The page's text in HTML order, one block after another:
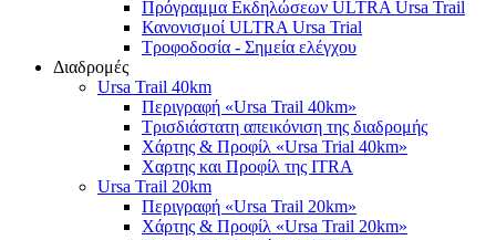
Πρόγραμμα Εκδηλώσεων ULTRA Ursa Trail
Κανονισμοί ULTRA Ursa Trial
Τροφοδοσία - Σημεία ελέγχου
Διαδρομές
Ursa Trail 40km
Περιγραφή «Ursa Trail 40km»
Τρισδιάστατη απεικόνιση της διαδρομής
Χάρτης & Προφίλ «Ursa Trial 40km»
Χαρτης και Προφίλ της ITRA
Ursa Trail 20km
Περιγραφή «Ursa Trail 20km»
Χάρτης & Προφίλ «Ursa Trail 20km»